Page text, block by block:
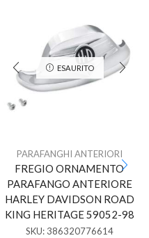
ESAURITO
PARAFANGHI ANTERIORI
FREGIO ORNAMENTO
PARAFANGO ANTERIORE
HARLEY DAVIDSON ROAD
KING HERITAGE 59052-98
SKU: 386320776614